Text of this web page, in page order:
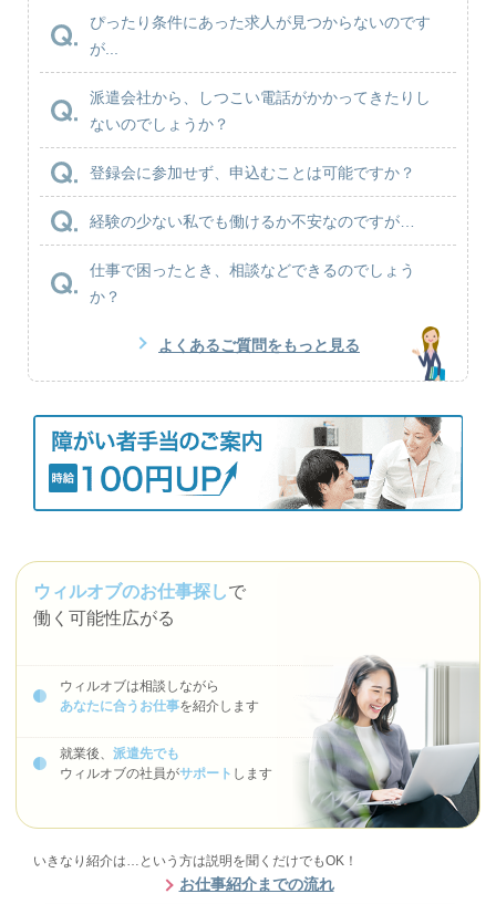
ぴったり条件にあった求人が見つからないのです
が...
派遣会社から、しつこい電話がかかってきたりし
ないのでしょうか？
登録会に参加せず、申込むことは可能ですか？
経験の少ない私でも働けるか不安なのですが…
仕事で困ったとき、相談などできるのでしょう
か？
よくあるご質問をもっと見る
ウィルオブのお仕事探しで
働く可能性広がる
ウィルオブは相談しながら
あなたに合うお仕事を紹介します
就業後、 派遣先でも
ウィルオブの社員がサポート します
いきなり紹介は…という方は説明を聞くだけでもOK！
お仕事紹介までの流れ